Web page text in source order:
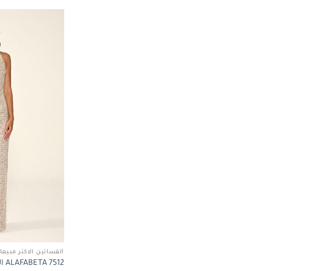
الفساتين الاكثر مبيعا
ALAFABETA 7512 الفا بيتا